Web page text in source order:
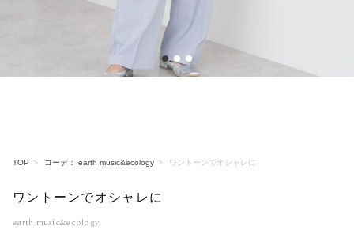
TOP コーデ： earth music&ecology ワントーンでオシャレに
ワントーンでオシャレに
earth music&ecology
1 2